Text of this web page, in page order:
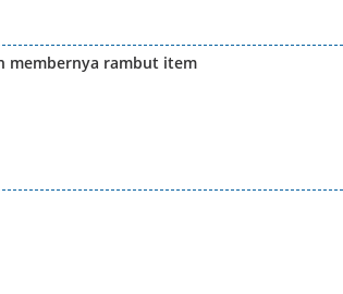
membernya rambut item